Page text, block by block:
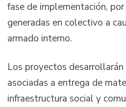
fase de implementación,
generadas en colectivo a
armado interno.
Los proyectos
asociadas a entrega de
infraestructura social y